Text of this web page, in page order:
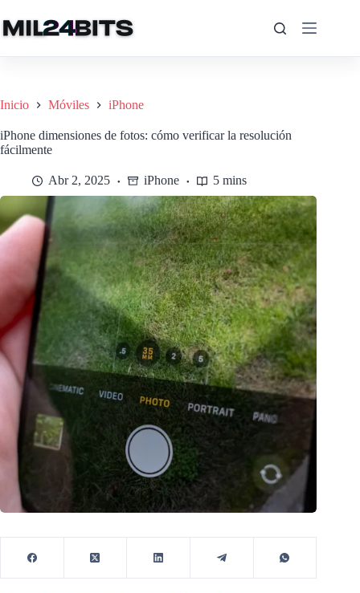
al
contenido
Inicio Móviles iPhone
iPhone dimensiones de fotos: cómo verificar la resolución
fácilmente
Abr 2, 2025 iPhone 5 mins